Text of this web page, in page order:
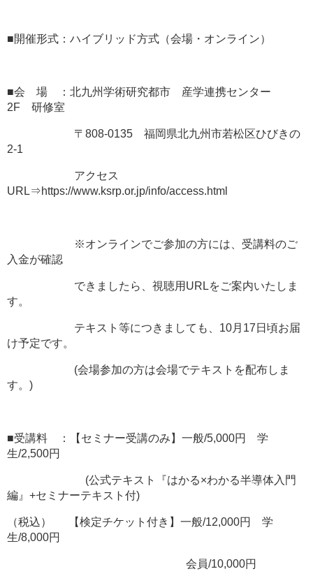
■開催形式：ハイブリッド方式（会場・オンライン）
■会 場 ：北九州学術研究都市 産学連携センター
2F 研修室
〒808-0135 福岡県北九州市若松区ひびきの
2-1
アクセス
URL⇒https://www.ksrp.or.jp/info/access.html
※オンラインでご参加の方には、受講料のご
入金が確認
できましたら、視聴用URLをご案内いたしま
す。
テキスト等につきましても、10月17日頃お届
け予定です。
(会場参加の方は会場でテキストを配布しま
す。)
■受講料 ：【セミナー受講のみ】一般/5,000円 学
生/2,500円
(公式テキスト『はかる×わかる半導体入門
編』+セミナーテキスト付)
（税込） 【検定チケット付き】一般/12,000円 学
生/8,000円
会員/10,000円